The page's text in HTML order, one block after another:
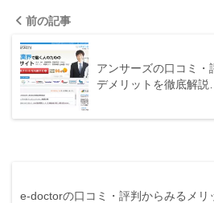
前の記事
アンサーズの口コミ・
デメリットを徹底解説…
e-doctorの口コミ・評判からみるメリ